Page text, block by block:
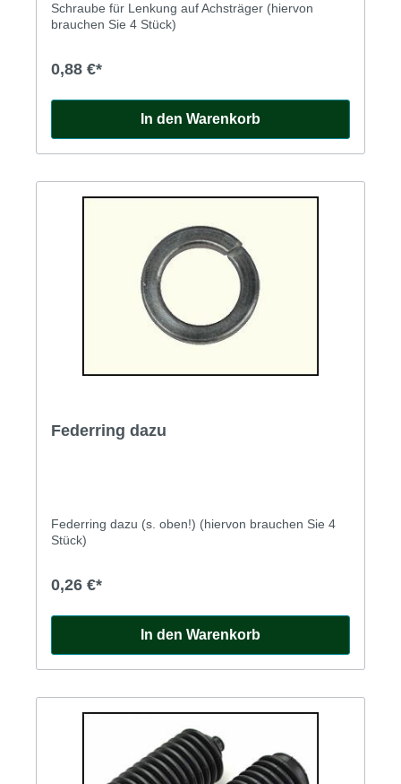
Schraube für Lenkung auf Achsträger (hiervon
brauchen Sie 4 Stück)
0,88 €*
In den Warenkorb
Federring dazu
Federring dazu (s. oben!) (hiervon brauchen Sie 4
Stück)
0,26 €*
In den Warenkorb